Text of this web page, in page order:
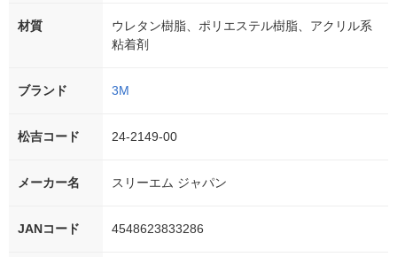
材質
ウレタン樹脂、ポリエステル樹脂、アクリル系
粘着剤
ブランド 3M
松吉コード 24-2149-00
メーカー名 スリーエム ジャパン
JANコード 4548623833286